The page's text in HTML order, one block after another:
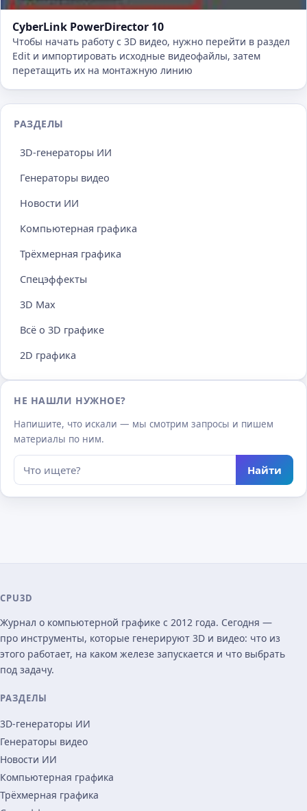
CyberLink PowerDirector 10
Чтобы начать работу с 3D видео, нужно перейти в раздел
Edit и импортировать исходные видеофайлы, затем
перетащить их на монтажную линию
РАЗДЕЛЫ
3D-генераторы ИИ
Генераторы видео
Новости ИИ
Компьютерная графика
Трёхмерная графика
Спецэффекты
3D Max
Всё о 3D графике
2D графика
НЕ НАШЛИ НУЖНОЕ?
Напишите, что искали — мы смотрим запросы и пишем
материалы по ним.
Найти
CPU3D
Журнал о компьютерной графике с 2012 года. Сегодня —
про инструменты, которые генерируют 3D и видео: что из
этого работает, на каком железе запускается и что выбрать
под задачу.
РАЗДЕЛЫ
3D-генераторы ИИ
Генераторы видео
Новости ИИ
Компьютерная графика
Трёхмерная графика